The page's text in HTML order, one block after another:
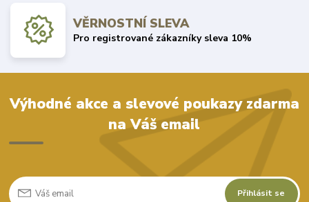
VĚRNOSTNÍ SLEVA
Pro registrované zákazníky sleva 10%
Výhodné akce a slevové poukazy zdarma
na Váš email
Přihlásit se